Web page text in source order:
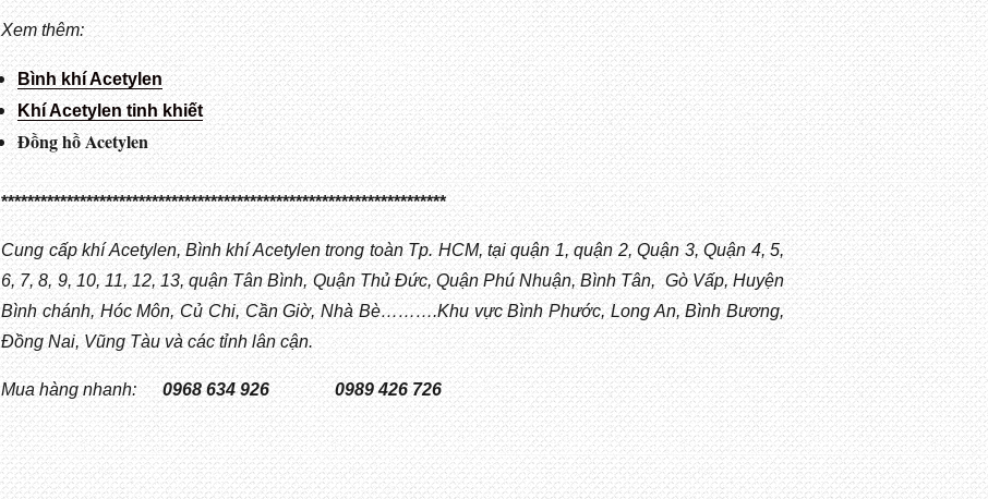
Xem thêm:
Bình khí Acetylen
Khí Acetylen tinh khiết
Đồng hồ Acetylen
********************************************************************
Cung cấp khí Acetylen, Bình khí Acetylen trong toàn Tp. HCM, tại quận 1, quận 2, Quận 3, Quận 4, 5,
6, 7, 8, 9, 10, 11, 12, 13, quận Tân Bình, Quận Thủ Đức, Quận Phú Nhuận, Bình Tân, Gò Vấp, Huyện
Bình chánh, Hóc Môn, Củ Chi, Cần Giờ, Nhà Bè……….Khu vực Bình Phước, Long An, Bình Bương,
Đồng Nai, Vũng Tàu và các tỉnh lân cận.
Mua hàng nhanh:0968 634 926 0989 426 726